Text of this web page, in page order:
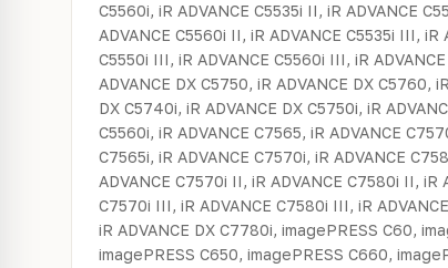
C5560i, iR ADVANCE C5535i II, iR ADVANCE
ADVANCE C5560i II, iR ADVANCE C5535i III, iR
C5550i III, iR ADVANCE C5560i III, iR
ADVANCE DX C5750, iR ADVANCE DX C5760,
DX C5740i, iR ADVANCE DX C5750i, iR
C5560i, iR ADVANCE C7565, iR ADVANCE
C7565i, iR ADVANCE C7570i, iR ADVANCE
ADVANCE C7570i II, iR ADVANCE C7580i II, iR
C7570i III, iR ADVANCE C7580i III, iR
iR ADVANCE DX C7780i, imagePRESS C60,
imagePRESS C650, imagePRESS C660,